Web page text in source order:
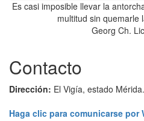
Es casi imposible llevar la
multitud sin quemarle
Georg Ch.
Contacto
Dirección: El Vigía, estado
Haga clic para comunicarse por